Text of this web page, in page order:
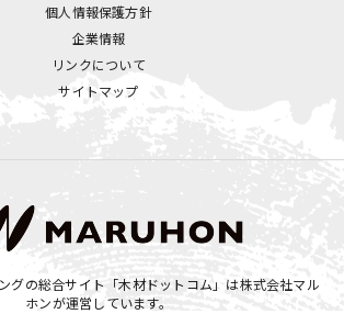
個人情報保護方針
企業情報
リンクについて
サイトマップ
グの総合サイト「木材ドットコム」は株式会社マル
ホンが運営しています。